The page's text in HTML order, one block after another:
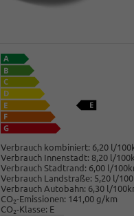
Verbrauch kombiniert: 6,20 l/
Verbrauch Innenstadt: 8,20 l/
Verbrauch Stadtrand: 6,00 l/
Verbrauch Landstraße: 5,20 l/
Verbrauch Autobahn: 6,30 l/
CO2-Emissionen: 141,00 g/km
CO2-Klasse: E